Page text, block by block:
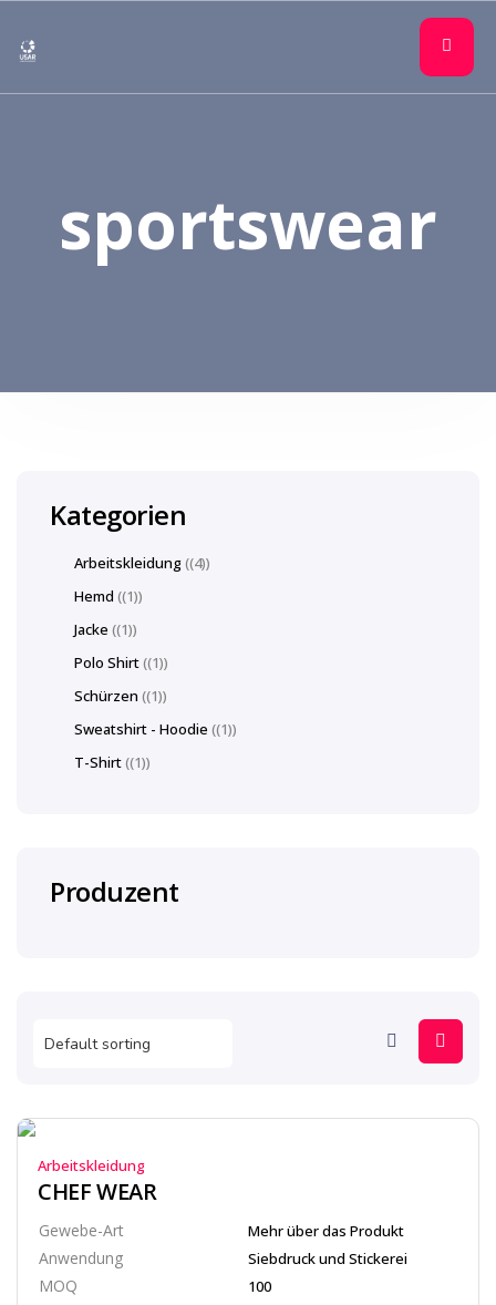
sportswear
Arbeitskleidung
CHEF WEAR
Gewebe-Art Mehr über das Produkt
Anwendung Siebdruck und Stickerei
MOQ 100
Kategorien
Arbeitskleidung (4)
Hemd (1)
Jacke (1)
Polo Shirt (1)
Schürzen (1)
Sweatshirt - Hoodie (1)
T-Shirt (1)
Produzent